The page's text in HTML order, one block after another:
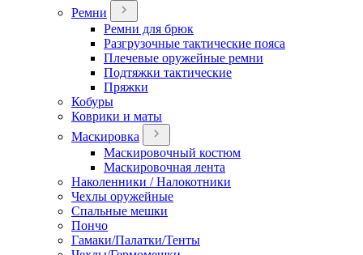
Ремни
Ремни для брюк
Разгрузочные тактические пояса
Плечевые оружейные ремни
Подтяжки тактические
Пряжки
Кобуры
Коврики и маты
Маскировка
Маскировочный костюм
Маскировочная лента
Наколенники / Налокотники
Чехлы оружейные
Спальные мешки
Пончо
Гамаки/Палатки/Тенты